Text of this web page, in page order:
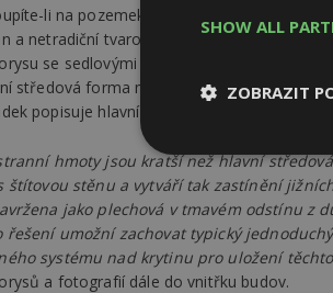
li na pozemek, okamžitě vás upoutají
a netradiční tvarové řešení souboru
se sedlovými střechami propojené
středová forma má hřeben střechy zhruba
popisuje hlavní středovou formu jako
hmoty jsou kratší než hlavní
štítovou stěnu a vytváří tak zastínění
jako plechová v tmavém odstínu z
řešení umožní zachovat typický
systému nad krytinu pro uložení
a fotografií dále do vnitřku budov.
SHOW ALL
ZOBRAZIT
Nezbytně
nutné soubory